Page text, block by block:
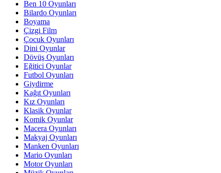
Ben 10 Oyunları
Bilardo Oyunları
Boyama
Çizgi Film
Çocuk Oyunları
Dini Oyunlar
Dövüş Oyunları
Eğitici Oyunlar
Futbol Oyunları
Giydirme
Kağıt Oyunları
Kız Oyunları
Klasik Oyunlar
Komik Oyunlar
Macera Oyunları
Makyaj Oyunları
Manken Oyunları
Mario Oyunları
Motor Oyunları